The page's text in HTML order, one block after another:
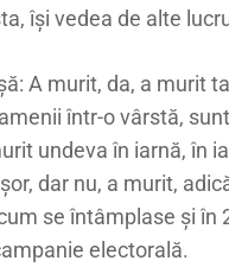
își vedea de alte
A murit, da, a murit
într-o vârstă,
undeva în iarnă, în
dar nu, a murit,
se întâmplase și în
electorală.